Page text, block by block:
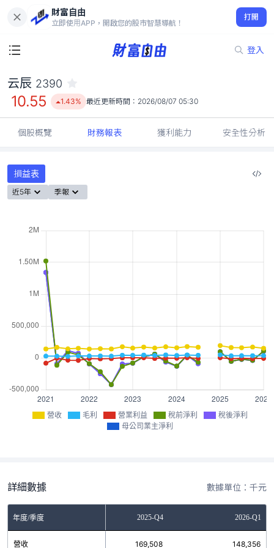
財富自由
立即使用APP，開啟您的股市智慧導航！
打開
登入
10.55
1.43%
云辰 2390
10.55 1.43% 最近更新時間： 2026/08/07 05:30
個股概覽 財務報表 獲利能力 安全性分析
損益表
近5年 季報
營收 毛利 營業利益 稅前淨利
稅後淨利
母公司業主淨利
詳細數據 數據單位：千元
年度/季度2025-Q3 2025-Q4 2026-Q1
營收 169,508 148,356